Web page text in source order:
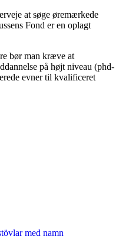
at søge øremærkede
Fond er en oplagt
bør man kræve at
på højt niveau (phd-
evner til kvalificeret
med namn